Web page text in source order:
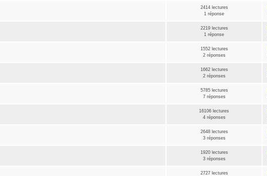
2414 lectures
1 réponse
2219 lectures
1 réponse
1552 lectures
2 réponses
1662 lectures
2 réponses
5785 lectures
7 réponses
16106 lectures
4 réponses
2648 lectures
3 réponses
1920 lectures
3 réponses
2727 lectures